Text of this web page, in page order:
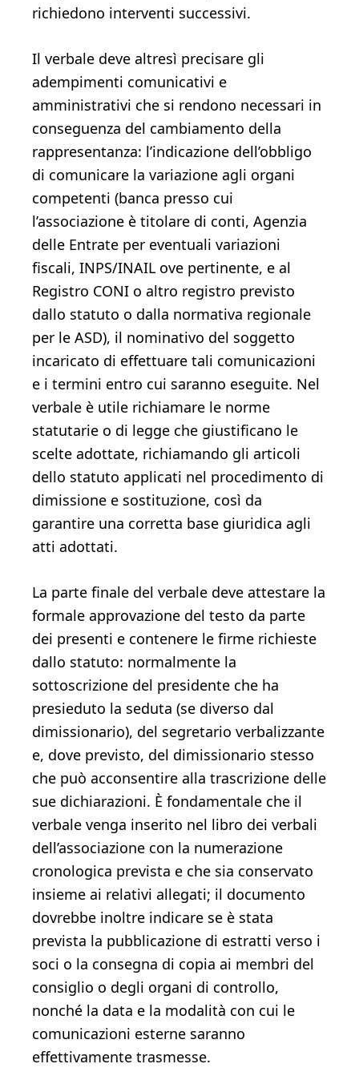
richiedono interventi successivi.
Il verbale deve altresì precisare gli
adempimenti comunicativi e
amministrativi che si rendono necessari in
conseguenza del cambiamento della
rappresentanza: l’indicazione dell’obbligo
di comunicare la variazione agli organi
competenti (banca presso cui
l’associazione è titolare di conti, Agenzia
delle Entrate per eventuali variazioni
fiscali, INPS/INAIL ove pertinente, e al
Registro CONI o altro registro previsto
dallo statuto o dalla normativa regionale
per le ASD), il nominativo del soggetto
incaricato di effettuare tali comunicazioni
e i termini entro cui saranno eseguite. Nel
verbale è utile richiamare le norme
statutarie o di legge che giustificano le
scelte adottate, richiamando gli articoli
dello statuto applicati nel procedimento di
dimissione e sostituzione, così da
garantire una corretta base giuridica agli
atti adottati.
La parte finale del verbale deve attestare la
formale approvazione del testo da parte
dei presenti e contenere le firme richieste
dallo statuto: normalmente la
sottoscrizione del presidente che ha
presieduto la seduta (se diverso dal
dimissionario), del segretario verbalizzante
e, dove previsto, del dimissionario stesso
che può acconsentire alla trascrizione delle
sue dichiarazioni. È fondamentale che il
verbale venga inserito nel libro dei verbali
dell’associazione con la numerazione
cronologica prevista e che sia conservato
insieme ai relativi allegati; il documento
dovrebbe inoltre indicare se è stata
prevista la pubblicazione di estratti verso i
soci o la consegna di copia ai membri del
consiglio o degli organi di controllo,
nonché la data e la modalità con cui le
comunicazioni esterne saranno
effettivamente trasmesse.